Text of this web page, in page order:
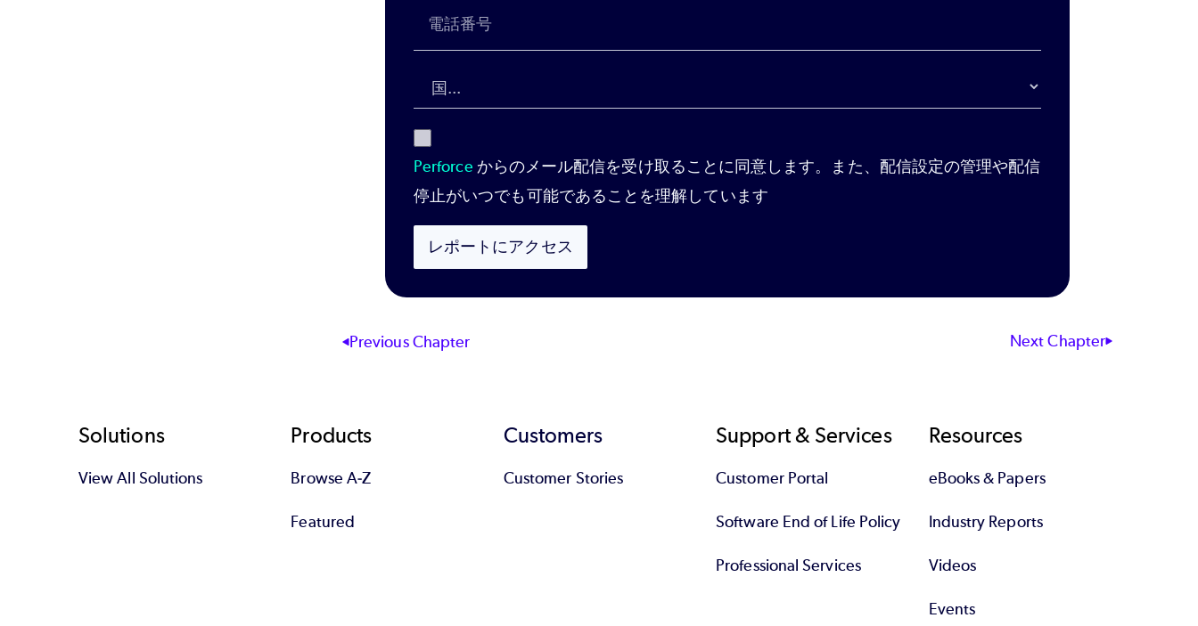
Perforce からのメール配信を受け取ることに同意します。また、配信設定の管理や配信
停止がいつでも可能であることを理解しています
レポートにアクセス
Previous Chapter Next Chapter
Footer
Solutions
View All Solutions
Products
Browse A-Z
Featured
Customers
Customer Stories
Support & Services
Customer Portal
Software End of Life Policy
Professional Services
Resources
eBooks & Papers
Industry Reports
Videos
Events